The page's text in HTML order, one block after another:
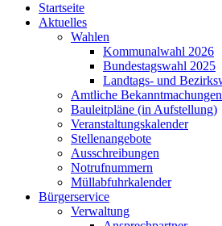
Startseite
Aktuelles
Wahlen
Kommunalwahl 2026
Bundestagswahl 2025
Landtags- und
Amtliche Bekanntmachungen
Bauleitpläne (in Aufstellung)
Veranstaltungskalender
Stellenangebote
Ausschreibungen
Notrufnummern
Müllabfuhrkalender
Bürgerservice
Verwaltung